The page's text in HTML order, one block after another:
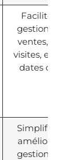
Facilite la
gestion des
ventes, des
visites, et des
dates clés.
Simplifie et
améliore la
gestion des